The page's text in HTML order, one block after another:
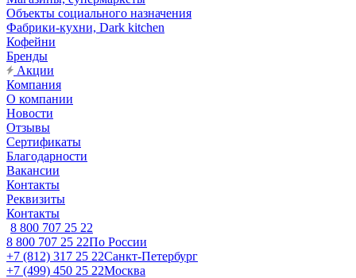
Объекты социального назначения
Фабрики-кухни, Dark kitchen
Кофейни
Бренды
Акции
Компания
О компании
Новости
Отзывы
Сертификаты
Благодарности
Вакансии
Контакты
Реквизиты
Контакты
8 800 707 25 22
8 800 707 25 22По России
+7 (812) 317 25 22Санкт-Петербург
+7 (499) 450 25 22Москва